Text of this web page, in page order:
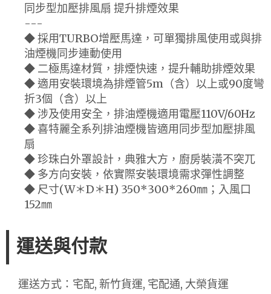
同步型加壓排風扇 提升排煙效果
---
◆ 採用TURBO增壓馬達，可單獨排風使用或與排
油煙機同步連動使用
◆ 二極馬達材質，排煙快速，提升輔助排煙效果
◆ 適用安裝環境為排煙管5m（含）以上或90度彎
折3個（含）以上
◆ 涉及使用安全，排油煙機適用電壓110V/60Hz
◆ 喜特麗全系列排油煙機皆適用同步型加壓排風
扇
◆ 珍珠白外罩設計，典雅大方，廚房裝潢不突兀
◆ 多方向安裝，依實際安裝環境需求彈性調整
◆ 尺寸(W＊D＊H) 350*300*260㎜；入風口
152㎜
運送與付款
運送方式：宅配, 新竹貨運, 宅配通, 大榮貨運